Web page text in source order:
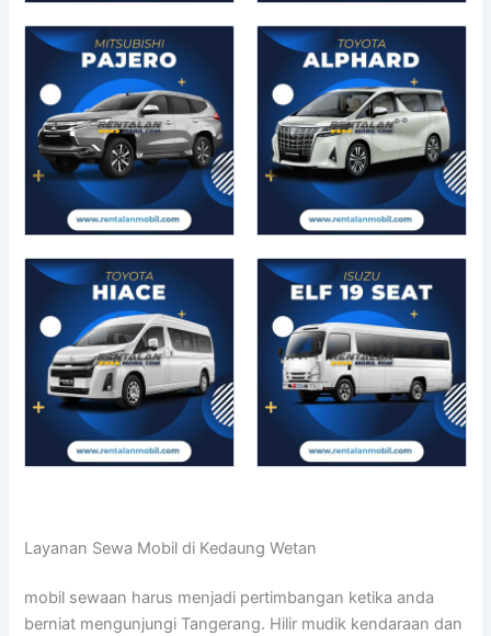
Layanan Sewa Mobil di Kedaung Wetan
mobil sewaan harus menjadi pertimbangan ketika anda
berniat mengunjungi Tangerang. Hilir mudik kendaraan dan